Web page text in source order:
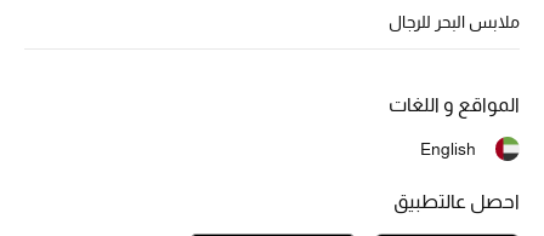
أبرز الحقائب
الموسم الجديد
ملابس البحر للرجال
المواقع و اللغات
English
احصل عالتطبيق